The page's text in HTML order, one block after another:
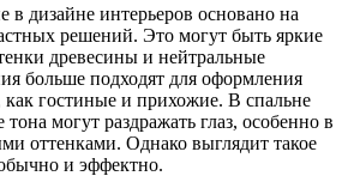
в дизайне интерьеров основано на
решений. Это могут быть яркие
древесины и нейтральные
больше подходят для оформления
гостиные и прихожие. В спальне
могут раздражать глаз, особенно в
оттенками. Однако выглядит такое
и эффектно.